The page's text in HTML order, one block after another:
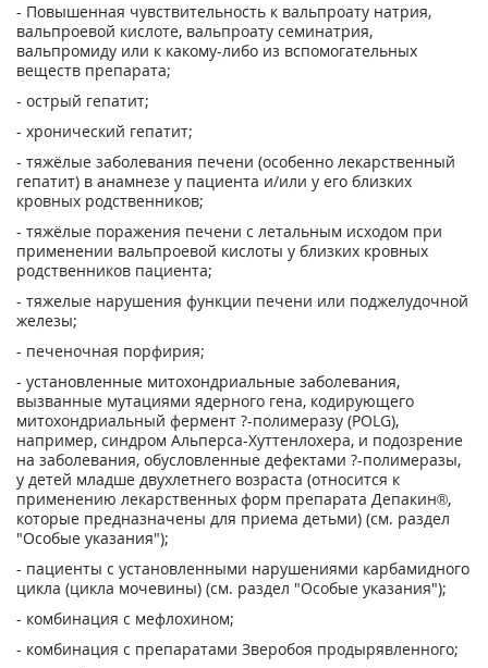
- Повышенная чувствительность к вальпроату натрия,
вальпроевой кислоте, вальпроату семинатрия,
вальпромиду или к какому-либо из вспомогательных
веществ препарата;
- острый гепатит;
- хронический гепатит;
- тяжёлые заболевания печени (особенно лекарственный
гепатит) в анамнезе у пациента и/или у его близких
кровных родственников;
- тяжёлые поражения печени с летальным исходом при
применении вальпроевой кислоты у близких кровных
родственников пациента;
- тяжелые нарушения функции печени или поджелудочной
железы;
- печеночная порфирия;
- установленные митохондриальные заболевания,
вызванные мутациями ядерного гена, кодирующего
митохондриальный фермент ?-полимеразу (POLG),
например, синдром Альперса-Хуттенлохера, и подозрение
на заболевания, обусловленные дефектами ?-полимеразы,
у детей младше двухлетнего возраста (относится к
применению лекарственных форм препарата Депакин®,
которые предназначены для приема детьми) (см. раздел
"Особые указания");
- пациенты с установленными нарушениями карбамидного
цикла (цикла мочевины) (см. раздел "Особые указания");
- комбинация с мефлохином;
- комбинация с препаратами Зверобоя продырявленного;